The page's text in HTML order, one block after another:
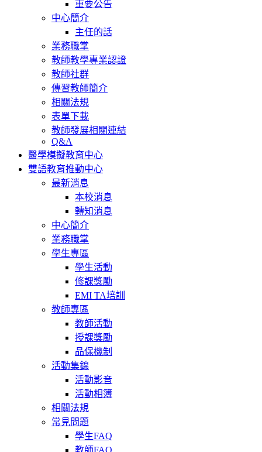
重要公告
中心簡介
主任的話
業務職掌
教師教學專業認證
教師社群
傳習教師簡介
相關法規
表單下載
教師發展相關連結
Q&A
醫學模擬教育中心
雙語教育推動中心
最新消息
本校消息
轉知消息
中心簡介
業務職掌
學生專區
學生活動
修課獎勵
EMI TA培訓
教師專區
教師活動
授課獎勵
品保機制
活動集錦
活動影音
活動相簿
相關法規
常見問題
學生FAQ
教師FAQ